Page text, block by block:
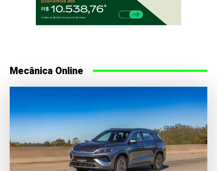
Mecânica Online